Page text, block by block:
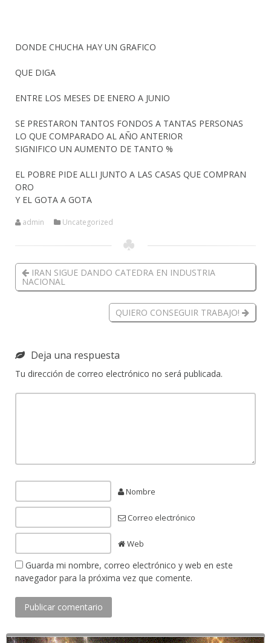
DONDE CHUCHA HAY UN GRAFICO
QUE DIGA
ENTRE LOS MESES DE ENERO A JUNIO
SE PRESTARON TANTOS FONDOS A TANTAS PERSONAS
LO QUE COMPARADO AL AÑO ANTERIOR
SIGNIFICO UN AUMENTO DE TANTO %
EL POBRE PIDE ALLI JUNTO A LAS CASAS QUE COMPRAN
ORO
Y EL GOTA A GOTA
admin Uncategorized
IRAN SIGUE DANDO CATEDRA EN INDUSTRIA
NACIONAL
QUIERO CONSEGUIR TRABAJO!
Deja una respuesta
Tu dirección de correo electrónico no será publicada.
Nombre
Correo electrónico
Web
Guarda mi nombre, correo electrónico y web en este
navegador para la próxima vez que comente.